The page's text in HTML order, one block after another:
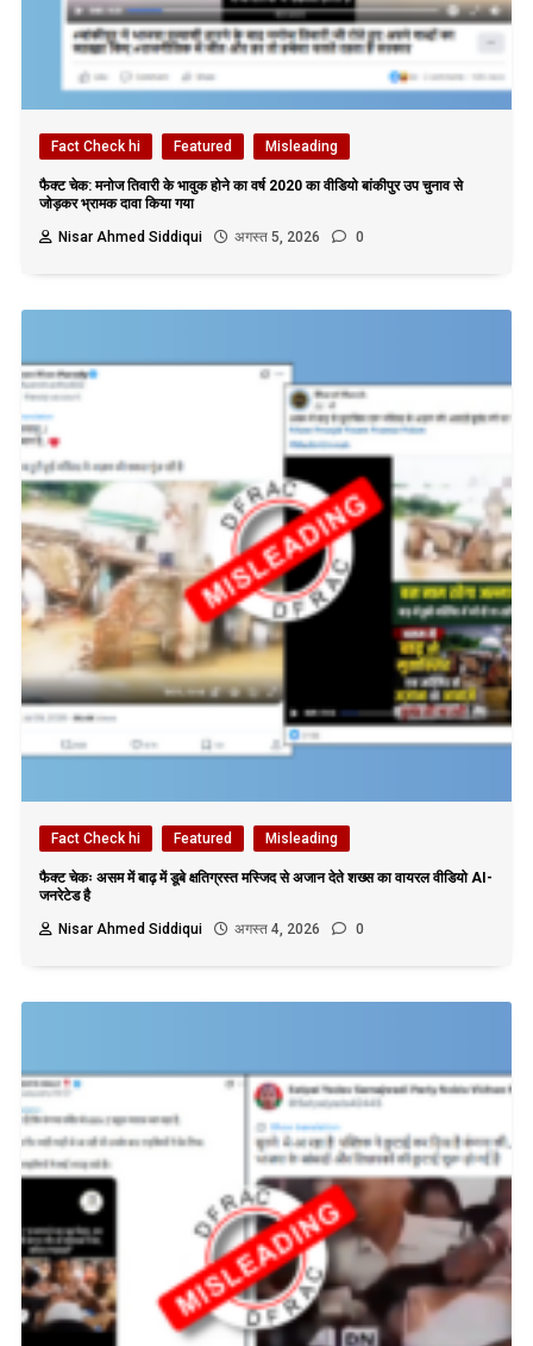
Fact Check hi Featured Misleading
फैक्ट चेक: मनोज तिवारी के भावुक होने का वर्ष 2020 का वीडियो बांकीपुर उप चुनाव से
जोड़कर भ्रामक दावा किया गया
Nisar Ahmed Siddiqui
अगस्त 5, 2026 0
Fact Check hi Featured Misleading
फैक्ट चेकः असम में बाढ़ में डूबे क्षतिग्रस्त मस्जिद से अजान देते शख्स का वायरल वीडियो AI-
जनरेटेड है
Nisar Ahmed Siddiqui
अगस्त 4, 2026 0